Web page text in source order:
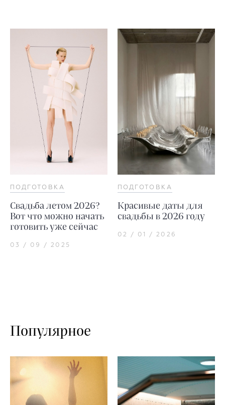
ПОДГОТОВКА
Свадьба летом 2026?
Вот что можно начать
готовить уже сейчас
03 / 09 / 2025
ПОДГОТОВКА
Красивые даты для
свадьбы в 2026 году
02 / 01 / 2026
Популярное